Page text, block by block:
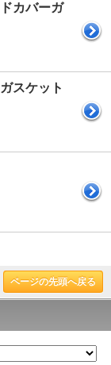
カバーガ
スケット
ページの先頭へ戻る